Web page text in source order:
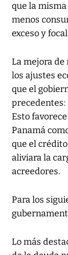
que la
menos
exceso y
La mejora
los ajustes
que el
precedentes:
Esto
Panamá
que el
aliviara la
acreedores.
Para los
Lo más